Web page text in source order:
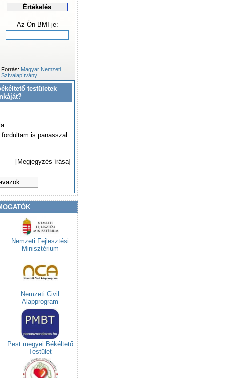
Értékelés
Az Ön BMI-je:
Forrás: Magyar Nemzeti
Szívalapítvány
testületek
is panasszal
[Megjegyzés írása]
Nemzeti Fejlesztési
Minisztérium
Nemzeti Civil
Alapprogram
Pest megyei Békéltető
Testület